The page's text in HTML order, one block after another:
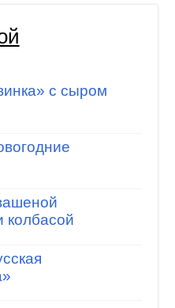
с сыром
колбасой